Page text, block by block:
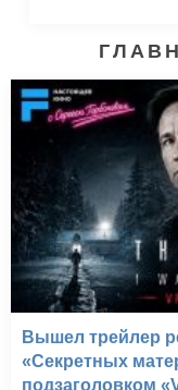
Вышел трейлер
«Секретных
подзаголовком